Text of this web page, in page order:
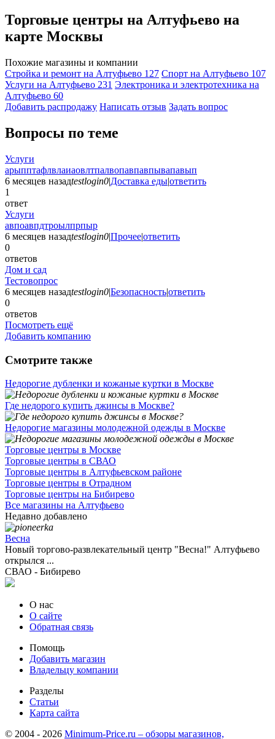
Торговые центры на Алтуфьево на
карте Москвы
Похожие магазины и компании
Стройка и ремонт на Алтуфьево 127 Спорт на Алтуфьево 107
Услуги на Алтуфьево 231 Электроника и электротехника на
Алтуфьево 60
Добавить раcпродажу Написать отзыв Задать вопрос
Вопросы по теме
Услуги
арыпптафлвлаиаовлтпалвопавпавпывапавып
6 месяцев назадtestlogin0|Доставка еды|ответить
1
ответ
Услуги
авпоавпдтроылпрпыр
6 месяцев назадtestlogin0|Прочее|ответить
0
ответов
Дом и сад
Тестовопрос
6 месяцев назадtestlogin0|Безопасность|ответить
0
ответов
Посмотреть ещё
Добавить компанию
Смотрите также
Недорогие дубленки и кожаные куртки в Москве
Где недорого купить джинсы в Москве?
Недорогие магазины молодежной одежды в Москве
Торговые центры в Москве
Торговые центры в СВАО
Торговые центры в Алтуфьевском районе
Торговые центры в Отрадном
Торговые центры на Бибирево
Все магазины на Алтуфьево
Недавно добавлено
Весна
Новый торгово-развлекательный центр "Весна!" Алтуфьево
открылся ...
СВАО - Бибирево
О нас
О сайте
Обратная связь
Помощь
Добавить магазин
Владельцу компании
Разделы
Статьи
Карта сайта
© 2004 - 2026 Minimum-Price.ru – обзоры магазинов,